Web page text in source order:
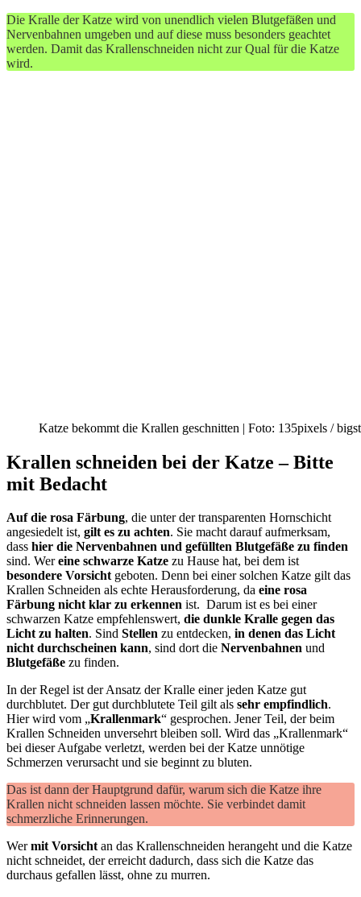
Die Kralle der Katze wird von unendlich vielen Blutgefäßen und
Nervenbahnen umgeben und auf diese muss besonders geachtet
werden. Damit das Krallenschneiden nicht zur Qual für die Katze
wird.
Katze bekommt die Krallen geschnitten | Foto: 135pixels /
Krallen schneiden bei der Katze – Bitte
mit Bedacht
Auf die rosa Färbung, die unter der transparenten Hornschicht
angesiedelt ist, gilt es zu achten. Sie macht darauf aufmerksam,
dass hier die Nervenbahnen und gefüllten Blutgefäße zu finden
sind. Wereine schwarze Katze zu Hause hat, bei dem ist
besondere Vorsichtgeboten. Denn bei einer solchen Katze gilt das
Krallen Schneiden als echte Herausforderung, da eine rosa
Färbung nicht klar zu erkennen ist. Darum ist es bei einer
schwarzen Katze empfehlenswert, die dunkle Kralle gegen das
Licht zu halten. Sind Stellen zu entdecken, in denen das Licht
nicht durchscheinen kann, sind dort die Nervenbahnen und
Blutgefäße zu finden.
In der Regel ist der Ansatz der Kralle einer jeden Katze gut
durchblutet. Der gut durchblutete Teil gilt als sehr empfindlich.
Hier wird vom „Krallenmark“ gesprochen. Jener Teil, der beim
Krallen Schneiden unversehrt bleiben soll. Wird das „Krallenmark“
bei dieser Aufgabe verletzt, werden bei der Katze unnötige
Schmerzen verursacht und sie beginnt zu bluten.
Das ist dann der Hauptgrund dafür, warum sich die Katze ihre
Krallen nicht schneiden lassen möchte. Sie verbindet damit
schmerzliche Erinnerungen.
Wermit Vorsichtan das Krallenschneiden herangeht und die Katze
nicht schneidet, der erreicht dadurch, dass sich die Katze das
durchaus gefallen lässt, ohne zu murren.